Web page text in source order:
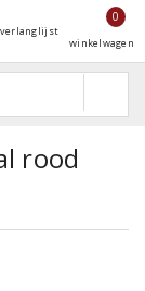
verlanglijst
0
winkelwagen
rood